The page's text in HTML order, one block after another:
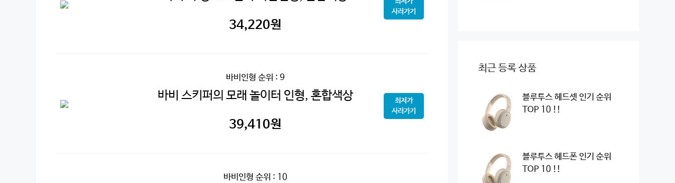
34,220원
사러가기
바비인형 순위 : 9
바비 스키퍼의 모래 놀이터 인형, 혼합색상
39,410원
최저가
사러가기
바비인형 순위 : 10
최근 등록 상품
블루투스 헤드셋 인기 순위
TOP 10 !!
블루투스 헤드폰 인기 순위
TOP 10 !!